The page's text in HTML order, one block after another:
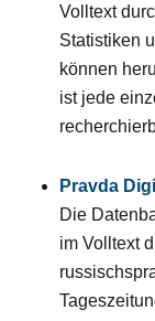
Volltext
Statistiken
können
ist jede
Pravda
Die
im Volltext